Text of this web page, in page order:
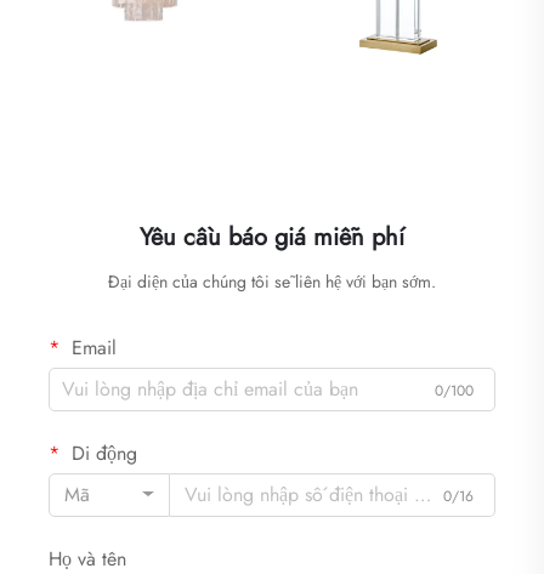
Yêu cầu báo giá miễn phí
Đại diện của chúng tôi sẽ liên hệ với bạn sớm.
Email
0/100
Di động
Mã
0/16
Họ và tên